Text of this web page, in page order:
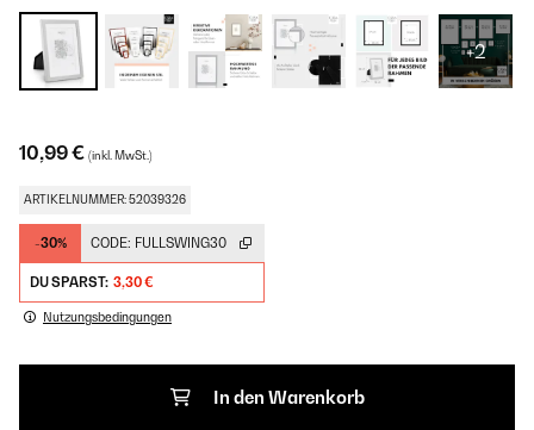
+2
10,99 € (inkl. MwSt.)
ARTIKELNUMMER: 52039326
-30% CODE: FULLSWING30
DU SPARST: 3,30 €
Nutzungsbedingungen
In den Warenkorb